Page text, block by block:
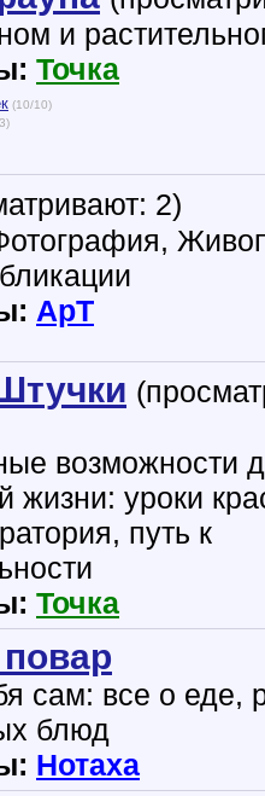
и
Точка
(10/10)
2)
ApT
возможности
жизни: уроки
путь к
Точка
сам: все о еде,
блюд
Нотаха